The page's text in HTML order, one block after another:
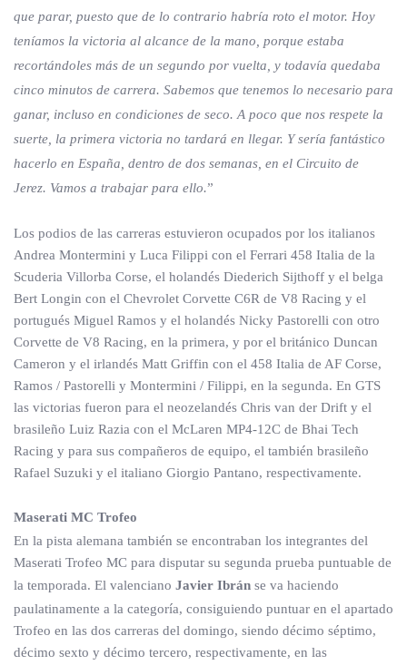
que parar, puesto que de lo contrario habría roto el motor. Hoy
teníamos la victoria al alcance de la mano, porque estaba
recortándoles más de un segundo por vuelta, y todavía quedaba
cinco minutos de carrera. Sabemos que tenemos lo necesario para
ganar, incluso en condiciones de seco. A poco que nos respete la
suerte, la primera victoria no tardará en llegar. Y sería fantástico
hacerlo en España, dentro de dos semanas, en el Circuito de
Jerez. Vamos a trabajar para ello.”
Los podios de las carreras estuvieron ocupados por los italianos
Andrea Montermini y Luca Filippi con el Ferrari 458 Italia de la
Scuderia Villorba Corse, el holandés Diederich Sijthoff y el belga
Bert Longin con el Chevrolet Corvette C6R de V8 Racing y el
portugués Miguel Ramos y el holandés Nicky Pastorelli con otro
Corvette de V8 Racing, en la primera, y por el británico Duncan
Cameron y el irlandés Matt Griffin con el 458 Italia de AF Corse,
Ramos / Pastorelli y Montermini / Filippi, en la segunda. En GTS
las victorias fueron para el neozelandés Chris van der Drift y el
brasileño Luiz Razia con el McLaren MP4-12C de Bhai Tech
Racing y para sus compañeros de equipo, el también brasileño
Rafael Suzuki y el italiano Giorgio Pantano, respectivamente.
Maserati MC Trofeo
En la pista alemana también se encontraban los integrantes del
Maserati Trofeo MC para disputar su segunda prueba puntuable de
la temporada. El valenciano Javier Ibrán se va haciendo
paulatinamente a la categoría, consiguiendo puntuar en el apartado
Trofeo en las dos carreras del domingo, siendo décimo séptimo,
décimo sexto y décimo tercero, respectivamente, en las